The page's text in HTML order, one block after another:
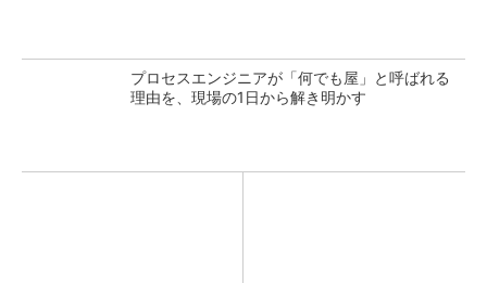
プロセスエンジニアが「何でも屋」と呼ばれる
理由を、現場の1日から解き明かす